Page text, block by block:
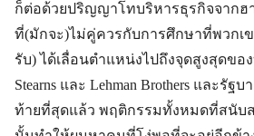
ก็ต่อด้วยปริญญาโทบริหารธุรกิจจากฮ
ที่(มักจะ)ไม่คู่ควรกับการศึกษาที่พวกเ
รับ) ได้เลื่อนตำแหน่งไปถึงจุดสูงสุดขอ
Stearns และ Lehman Brothers และรัฐ
ท้ายที่สุดแล้ว พฤติกรรมทั้งหมดที่สนับ